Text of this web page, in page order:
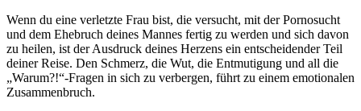
Wenn du eine verletzte Frau bist, die versucht, mit der Pornosucht
und dem Ehebruch deines Mannes fertig zu werden und sich davon
zu heilen, ist der Ausdruck deines Herzens ein entscheidender Teil
deiner Reise. Den Schmerz, die Wut, die Entmutigung und all die
„Warum?!“-Fragen in sich zu verbergen, führt zu einem emotionalen
Zusammenbruch.